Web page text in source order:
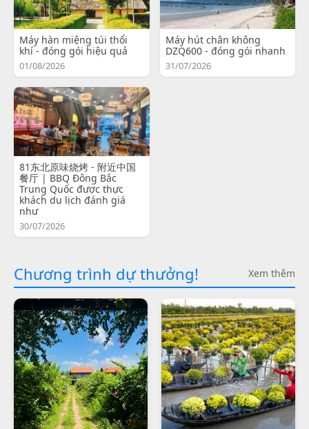
Máy hàn miệng túi thổi
khí - đóng gói hiệu quả
01/08/2026
Máy hút chân không
DZQ600 - đóng gói nhanh
31/07/2026
81东北原味烧烤 - 附近中国
餐厅 | BBQ Đông Bắc
Trung Quốc được thực
khách du lịch đánh giá
như
30/07/2026
Chương trình dự thưởng! Xem thêm